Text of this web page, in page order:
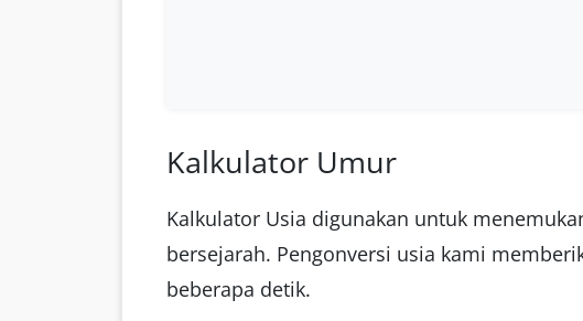
Kalkulator Umur
Kalkulator Usia digunakan untuk
bersejarah. Pengonversi usia kami
beberapa detik.